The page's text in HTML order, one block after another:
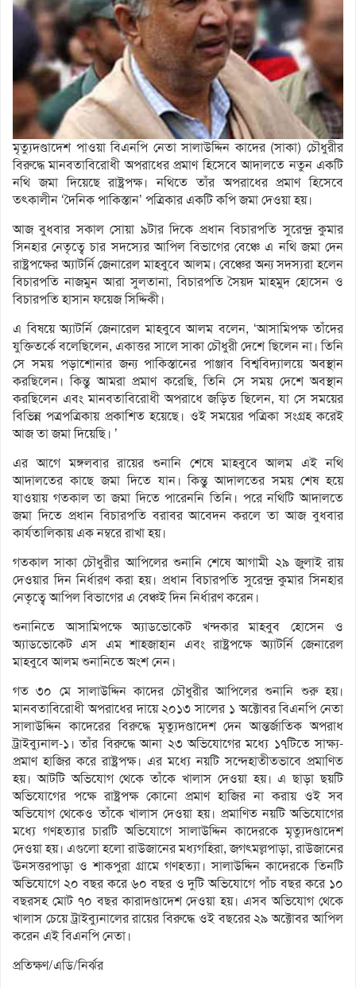
মৃত্যুদণ্ডাদেশ পাওয়া বিএনপি নেতা সালাউদ্দিন কাদের (সাকা) চৌধুরীর
বিরুদ্ধে মানবতাবিরোধী অপরাধের প্রমাণ হিসেবে আদালতে নতুন একটি
নথি জমা দিয়েছে রাষ্ট্রপক্ষ। নথিতে তাঁর অপরাধের প্রমাণ হিসেবে
তৎকালীন ‘দৈনিক পাকিস্তান’ পত্রিকার একটি কপি জমা দেওয়া হয়।
আজ বুধবার সকাল সোয়া ৯টার দিকে প্রধান বিচারপতি সুরেন্দ্র কুমার
সিনহার নেতৃত্বে চার সদস্যের আপিল বিভাগের বেঞ্চে এ নথি জমা দেন
রাষ্ট্রপক্ষের অ্যাটর্নি জেনারেল মাহবুবে আলম। বেঞ্চের অন্য সদস্যরা হলেন
বিচারপতি নাজমুন আরা সুলতানা, বিচারপতি সৈয়দ মাহমুদ হোসেন ও
বিচারপতি হাসান ফয়েজ সিদ্দিকী।
এ বিষয়ে অ্যাটর্নি জেনারেল মাহবুবে আলম বলেন, ‘আসামিপক্ষ তাঁদের
যুক্তিতর্কে বলেছিলেন, একাত্তর সালে সাকা চৌধুরী দেশে ছিলেন না। তিনি
সে সময় পড়াশোনার জন্য পাকিস্তানের পাঞ্জাব বিশ্ববিদ্যালয়ে অবস্থান
করছিলেন। কিন্তু আমরা প্রমাণ করেছি, তিনি সে সময় দেশে অবস্থান
করছিলেন এবং মানবতাবিরোধী অপরাধে জড়িত ছিলেন, যা সে সময়ের
বিভিন্ন পত্রপত্রিকায় প্রকাশিত হয়েছে। ওই সময়ের পত্রিকা সংগ্রহ করেই
আজ তা জমা দিয়েছি। ’
এর আগে মঙ্গলবার রায়ের শুনানি শেষে মাহবুবে আলম এই নথি
আদালতের কাছে জমা দিতে যান। কিন্তু আদালতের সময় শেষ হয়ে
যাওয়ায় গতকাল তা জমা দিতে পারেননি তিনি। পরে নথিটি আদালতে
জমা দিতে প্রধান বিচারপতি বরাবর আবেদন করলে তা আজ বুধবার
কার্যতালিকায় এক নম্বরে রাখা হয়।
গতকাল সাকা চৌধুরীর আপিলের শুনানি শেষে আগামী ২৯ জুলাই রায়
দেওয়ার দিন নির্ধারণ করা হয়। প্রধান বিচারপতি সুরেন্দ্র কুমার সিনহার
নেতৃত্বে আপিল বিভাগের এ বেঞ্চই দিন নির্ধারণ করেন।
শুনানিতে আসামিপক্ষে অ্যাডভোকেট খন্দকার মাহবুব হোসেন ও
অ্যাডভোকেট এস এম শাহজাহান এবং রাষ্ট্রপক্ষে অ্যাটর্নি জেনারেল
মাহবুবে আলম শুনানিতে অংশ নেন।
গত ৩০ মে সালাউদ্দিন কাদের চৌধুরীর আপিলের শুনানি শুরু হয়।
মানবতাবিরোধী অপরাধের দায়ে ২০১৩ সালের ১ অক্টোবর বিএনপি নেতা
সালাউদ্দিন কাদেরের বিরুদ্ধে মৃত্যুদণ্ডাদেশ দেন আন্তর্জাতিক অপরাধ
ট্রাইব্যুনাল-১। তাঁর বিরুদ্ধে আনা ২৩ অভিযোগের মধ্যে ১৭টিতে সাক্ষ্য-
প্রমাণ হাজির করে রাষ্ট্রপক্ষ। এর মধ্যে নয়টি সন্দেহাতীতভাবে প্রমাণিত
হয়। আটটি অভিযোগ থেকে তাঁকে খালাস দেওয়া হয়। এ ছাড়া ছয়টি
অভিযোগের পক্ষে রাষ্ট্রপক্ষ কোনো প্রমাণ হাজির না করায় ওই সব
অভিযোগ থেকেও তাঁকে খালাস দেওয়া হয়। প্রমাণিত নয়টি অভিযোগের
মধ্যে গণহত্যার চারটি অভিযোগে সালাউদ্দিন কাদেরকে মৃত্যুদণ্ডাদেশ
দেওয়া হয়। এগুলো হলো রাউজানের মধ্যগহিরা, জগৎমল্লপাড়া, রাউজানের
ঊনসত্তরপাড়া ও শাকপুরা গ্রামে গণহত্যা। সালাউদ্দিন কাদেরকে তিনটি
অভিযোগে ২০ বছর করে ৬০ বছর ও দুটি অভিযোগে পাঁচ বছর করে ১০
বছরসহ মোট ৭০ বছর কারাদণ্ডাদেশ দেওয়া হয়। এসব অভিযোগ থেকে
খালাস চেয়ে ট্রাইব্যুনালের রায়ের বিরুদ্ধে ওই বছরের ২৯ অক্টোবর আপিল
করেন এই বিএনপি নেতা।
প্রতিক্ষণ/এডি/নির্ঝর